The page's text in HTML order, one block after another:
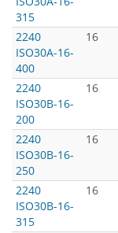
315
2240
ISO30A-16-
400
16
2240
ISO30B-16-
200
16
2240
ISO30B-16-
250
16
2240
ISO30B-16-
315
16